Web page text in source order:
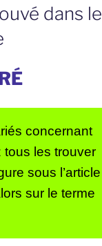
dans le
concernant
les trouver
sous l’article
sur le terme